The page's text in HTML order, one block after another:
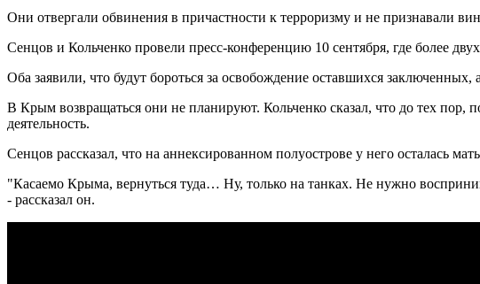
Они отвергали обвинения в причастности к терроризму и не признавали
Сенцов и Кольченко провели пресс-конференцию 10 сентября, где более
Оба заявили, что будут бороться за освобождение оставшихся
В Крым возвращаться они не планируют. Кольченко сказал, что до тех
деятельность.
Сенцов рассказал, что на аннексированном полуострове у него осталась
"Касаемо Крыма, вернуться туда… Ну, только на танках. Не нужно
- рассказал он.